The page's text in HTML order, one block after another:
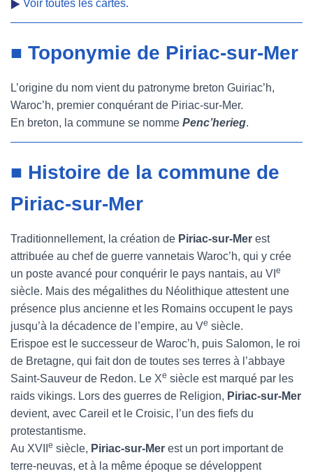
Voir toutes les cartes.
■ Toponymie de Piriac-sur-Mer
L’origine du nom vient du patronyme breton Guiriac’h,
Waroc’h, premier conquérant de Piriac-sur-Mer.
En breton, la commune se nomme Penc’herieg.
■ Histoire de la commune de
Piriac-sur-Mer
Traditionnellement, la création de Piriac-sur-Mer est
attribuée au chef de guerre vannetais Waroc’h, qui y crée
un poste avancé pour conquérir le pays nantais, au VI e
siècle. Mais des mégalithes du Néolithique attestent une
présence plus ancienne et les Romains occupent le pays
jusqu’à la décadence de l’empire, au Ve siècle.
Erispoe est le successeur de Waroc’h, puis Salomon, le roi
de Bretagne, qui fait don de toutes ses terres à l’abbaye
Saint-Sauveur de Redon. Le Xe siècle est marqué par les
raids vikings. Lors des guerres de Religion, Piriac-sur-Mer
devient, avec Careil et le Croisic, l’un des fiefs du
protestantisme.
Au XVII e siècle, Piriac-sur-Mer est un port important de
terre-neuvas, et à la même époque se développent